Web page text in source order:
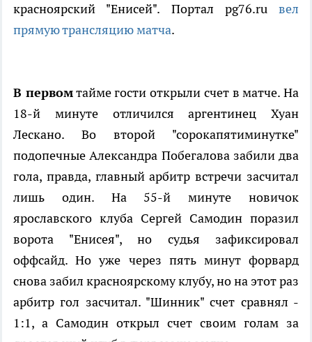
красноярский "Енисей". Портал pg76.ru вел
прямую трансляцию матча.
В первомтайме гости открыли счет в матче. На
18-й минуте отличился аргентинец Хуан
Лескано. Во второй "сорокапятиминутке"
подопечные Александра Побегалова забили два
гола, правда, главный арбитр встречи засчитал
лишь один. На 55-й минуте новичок
ярославского клуба Сергей Самодин поразил
ворота "Енисея", но судья зафиксировал
оффсайд. Но уже через пять минут форвард
снова забил красноярскому клубу, но на этот раз
арбитр гол засчитал. "Шинник" счет сравнял -
1:1, а Самодин открыл счет своим голам за